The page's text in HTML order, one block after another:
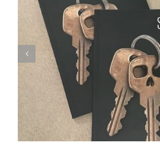
Imprimimos Proscripti,